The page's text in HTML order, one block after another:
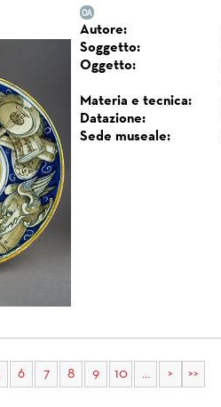
Autore:
Soggetto:
Oggetto:
Materia e tecnica:
Datazione:
Sede museale:
6 7 8 9 10 ... > >>